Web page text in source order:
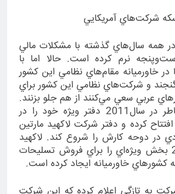
سكه شركت‌هاي آمريكايي
در همه سال‌هاي گذشته با مشكلات مالي
نرم كرده است. حالا اما با
خاورميانه مقام‌هاي نظامي اين كشور
و شركت‌هاي نظامي اين كشور براي
عربي سعي مي‌كنند از هم جلو بزنند.
بوئينگ به همين‌خاطر در سال2011 دفتر ويژه خود را در
كرده و دفتر شركت لاكهيد مارتين
در دوحه كارش را شروع كند. لاكهيد
مارتين از سال2013 بخش ويژه‌اي را براي فروش تسليحات
كشورهاي خاورميانه ايجاد كرده است.